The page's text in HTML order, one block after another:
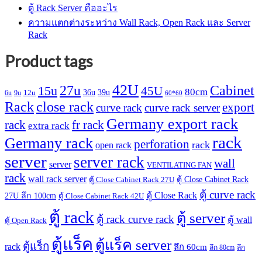
ตู้ Rack Server คืออะไร
ความแตกต่างระหว่าง Wall Rack, Open Rack และ Server
Rack
Product tags
6u 9u 12u 15u 27u 36u 39u 42U45U 60*60 80cm Cabinet
Rackclose rackcurve rack curve rack serverexport
rack extra rack fr rack Germany export rack
Germany rack open rack perforation rack rack
server server server rack VENTILATING FAN wall
rack wall rack server ตู้ Close Cabinet Rack 27U ตู้ Close Cabinet Rack
27U ลึก 100cm ตู้ Close Cabinet Rack 42U ตู้ Close Rack ตู้ curve rack
ตู้ Open Rack ตู้ rack ตู้ rack curve rack ตู้ server ตู้ wall
rack ตู้แร็ก ตู้แร็ค ตู้แร็ค server ลึก 60cm ลึก 80cm ลึก